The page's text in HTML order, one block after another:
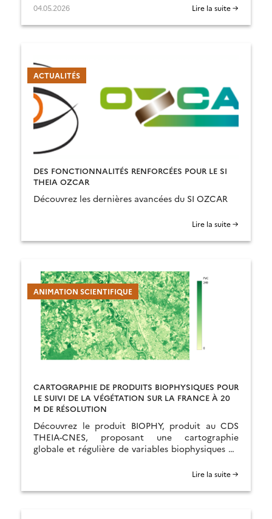
04.05.2026 Lire la suite →
ACTUALITÉS
DES FONCTIONNALITÉS RENFORCÉES POUR LE SI
THEIA OZCAR
Découvrez les dernières avancées du SI OZCAR
Lire la suite →
ANIMATION SCIENTIFIQUE
CARTOGRAPHIE DE PRODUITS BIOPHYSIQUES POUR
LE SUIVI DE LA VÉGÉTATION SUR LA FRANCE À 20
M DE RÉSOLUTION
Découvrez le produit BIOPHY, produit au CDS
THEIA-CNES, proposant une cartographie
globale et régulière de variables biophysiques de
Lire la suite →